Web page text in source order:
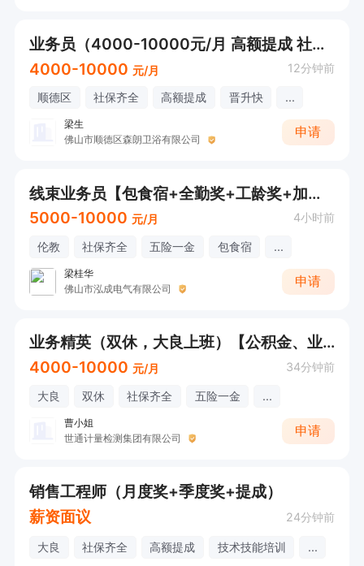
业务员（4000-10000元/月 高额提成 社保齐全）
4000-10000 元/月 12分钟前
顺德区 社保齐全 高额提成 晋升快 ...
梁生
佛山市顺德区森朗卫浴有限公司
申请
线束业务员【包食宿+全勤奖+工龄奖+加班补贴】
5000-10000 元/月 4小时前
伦教 社保齐全 五险一金 包食宿 ...
梁桂华
佛山市泓成电气有限公司
申请
业务精英（双休，大良上班）【公积金、业绩奖、年终奖、年底双薪、节日福利】
4000-10000 元/月 34分钟前
大良 双休 社保齐全 五险一金 ...
曹小姐
世通计量检测集团有限公司
申请
销售工程师（月度奖+季度奖+提成）
薪资面议
24分钟前
大良 社保齐全 高额提成 技术技能培训 ...